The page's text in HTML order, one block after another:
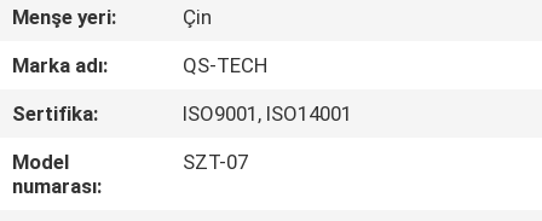
HAKKIMIZDA
FABRIKA
TURU
Menşe yeri:
Çin
Marka adı:
QS-TECH
Sertifika:
ISO9001, ISO14001
Model
numarası:
SZT-07